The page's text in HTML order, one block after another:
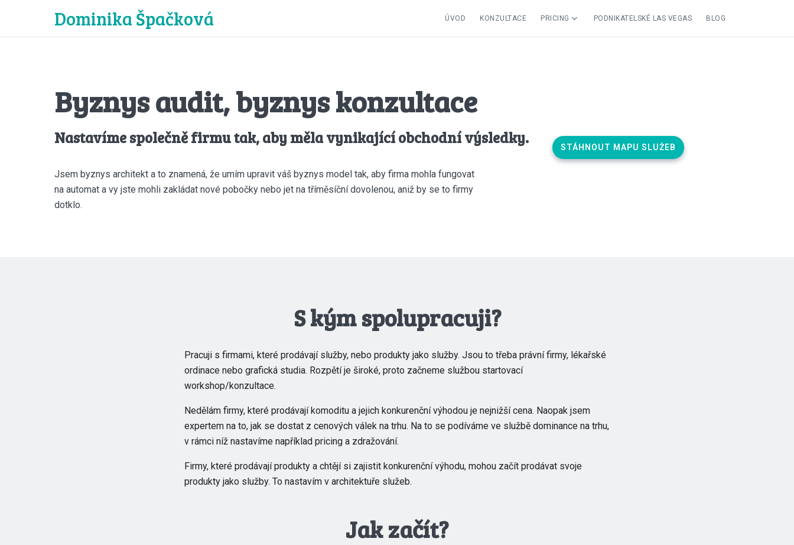
Dominika Špačková ÚVOD KONZULTACE PRICING PODNIKATELSKÉ LAS VEGAS BLOG
Byznys audit, byznys konzultace
Nastavíme společně firmu tak, aby měla vynikající obchodní výsledky.
Jsem byznys architekt a to znamená, že umím upravit váš byznys model tak, aby firma mohla fungovat
na automat a vy jste mohli zakládat nové pobočky nebo jet na tříměsíční dovolenou, aniž by se to firmy
dotklo.
STÁHNOUT MAPU SLUŽEB
S kým spolupracuji?
Pracuji s firmami, které prodávají služby, nebo produkty jako služby. Jsou to třeba právní firmy, lékařské
ordinace nebo grafická studia. Rozpětí je široké, proto začneme službou startovací
workshop/konzultace.
Nedělám firmy, které prodávají komoditu a jejich konkurenční výhodou je nejnižší cena. Naopak jsem
expertem na to, jak se dostat z cenových válek na trhu. Na to se podíváme ve službě dominance na trhu,
v rámci níž nastavíme například pricing a zdražování.
Firmy, které prodávají produkty a chtějí si zajistit konkurenční výhodu, mohou začít prodávat svoje
produkty jako služby. To nastavím v architektuře služeb.
Jak začít?